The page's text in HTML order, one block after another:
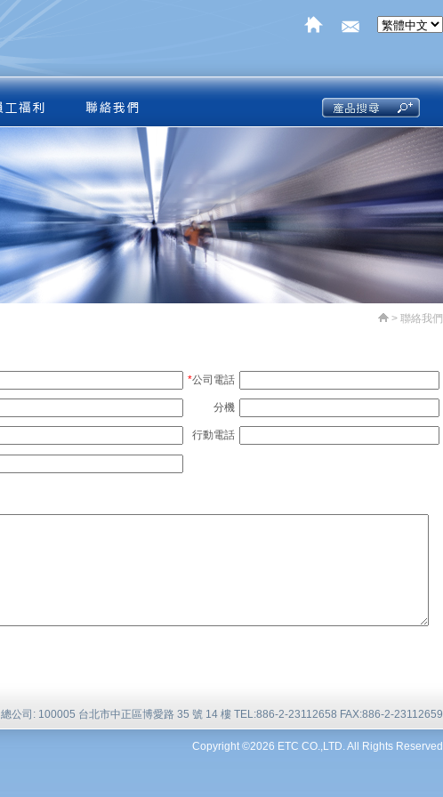
> 聯絡我們
*公司電話
分機
行動電話
總公司: 100005 台北市中正區博愛路 35 號 14 樓 TEL:886-2-23112658 FAX:886-2-23112659
Copyright ©2026 ETC CO.,LTD. All Rights Reserved